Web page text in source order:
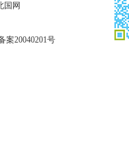
国网
案20040201号